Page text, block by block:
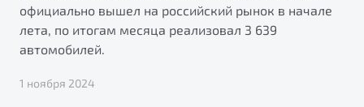
официально вышел на российский рынок в начале
лета, по итогам месяца реализовал 3 639
автомобилей.
1 ноября 2024